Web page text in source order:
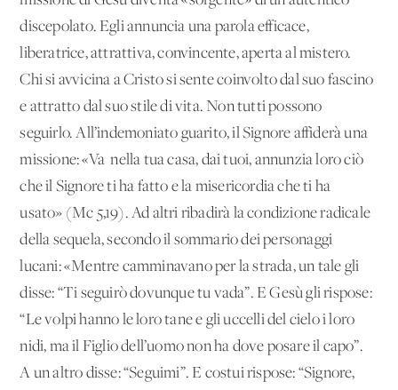
discepolato. Egli annuncia una parola efficace,
liberatrice, attrattiva, convincente, aperta al mistero.
Chi si avvicina a Cristo si sente coinvolto dal suo fascino
e attratto dal suo stile di vita. Non tutti possono
seguirlo. All’indemoniato guarito, il Signore affiderà una
missione: «Va' nella tua casa, dai tuoi, annunzia loro ciò
che il Signore ti ha fatto e la misericordia che ti ha
usato» (Mc 5,19). Ad altri ribadirà la condizione radicale
della sequela, secondo il sommario dei personaggi
lucani: «Mentre camminavano per la strada, un tale gli
disse: “Ti seguirò dovunque tu vada”. E Gesù gli rispose:
“Le volpi hanno le loro tane e gli uccelli del cielo i loro
nidi, ma il Figlio dell’uomo non ha dove posare il capo”.
A un altro disse: “Seguimi”. E costui rispose: “Signore,